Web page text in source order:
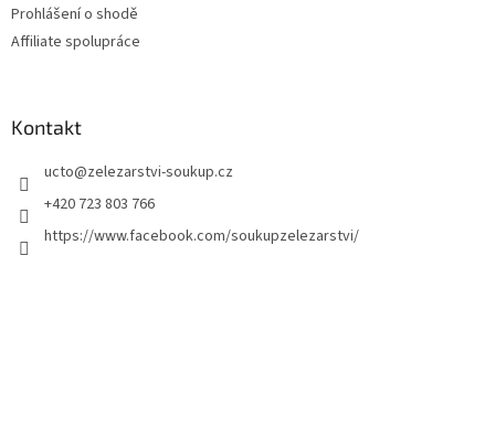
Prohlášení o shodě
Affiliate spolupráce
Kontakt
ucto@zelezarstvi-soukup.cz
+420 723 803 766
https://www.facebook.com/soukupzelezarstvi/